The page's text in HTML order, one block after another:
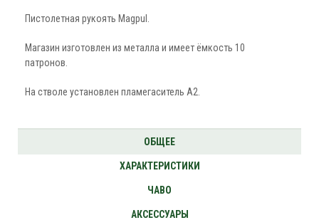
Пистолетная рукоять Magpul.
Магазин изготовлен из металла и имеет ёмкость 10
патронов.
На стволе установлен пламегаситель A2.
ОБЩЕЕ
ХАРАКТЕРИСТИКИ
ЧАВО
АКСЕССУАРЫ